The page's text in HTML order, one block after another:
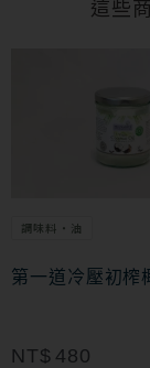
這些
調味料・油
第一道冷壓初榨
NT$ 480